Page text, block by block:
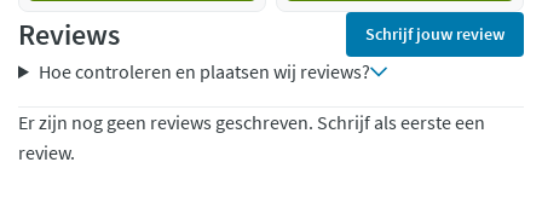
Reviews Schrijf jouw review
Hoe controleren en plaatsen wij reviews?
Er zijn nog geen reviews geschreven. Schrijf als eerste een
review.